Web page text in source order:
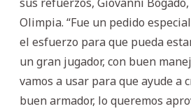
Olimpia. “Fue un pedido
el esfuerzo para que pueda
un gran jugador, con buen
vamos a usar para que ayude a
buen armador, lo queremos